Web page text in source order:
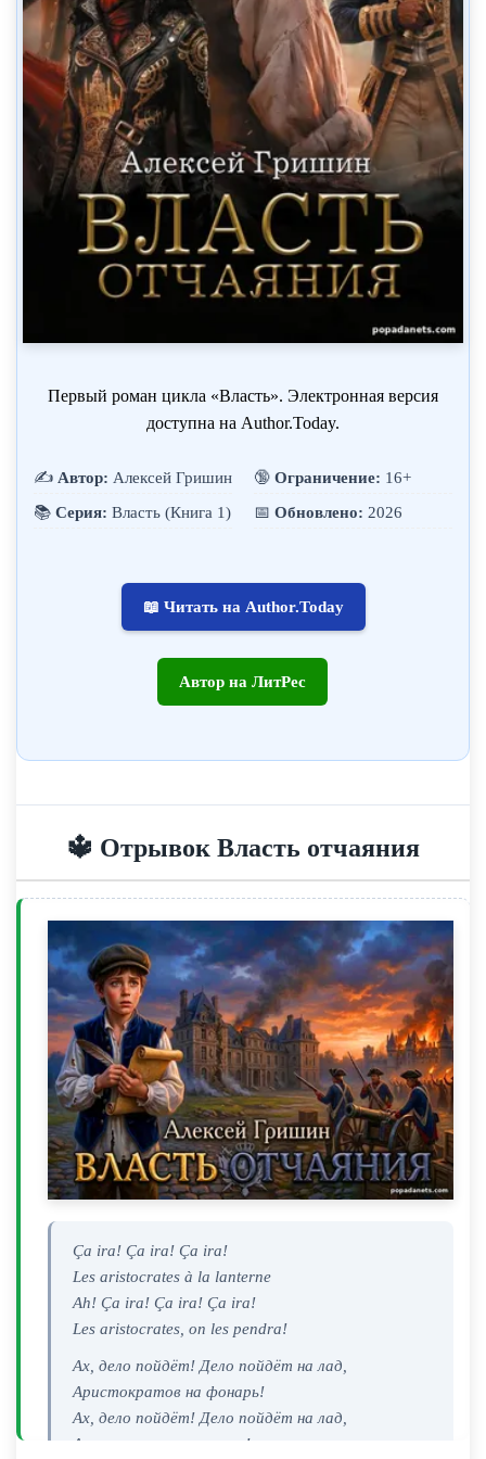
Первый роман цикла «Власть». Электронная версия
доступна на Author.Today.
✍️ Автор: Алексей Гришин
📚 Серия: Власть (Книга 1)
🔞 Ограничение: 16+
📅 Обновлено: 2026
📖 Читать на Author.Today
Автор на ЛитРес
🔱 Отрывок Власть отчаяния
Ça ira! Ça ira! Ça ira!
Les aristocrates à la lanterne
Ah! Ça ira! Ça ira! Ça ira!
Les aristocrates, on les pendra!
Ах, дело пойдёт! Дело пойдёт на лад,
Аристократов на фонарь!
Ах, дело пойдёт! Дело пойдёт на лад,
Аристократов повесят!